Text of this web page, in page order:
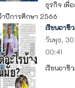
ธุรกิจ เพื่
ำปีการศึกษา 2566
เรียนอาชี
วันพุธ,
00:41
เรียนอาชี